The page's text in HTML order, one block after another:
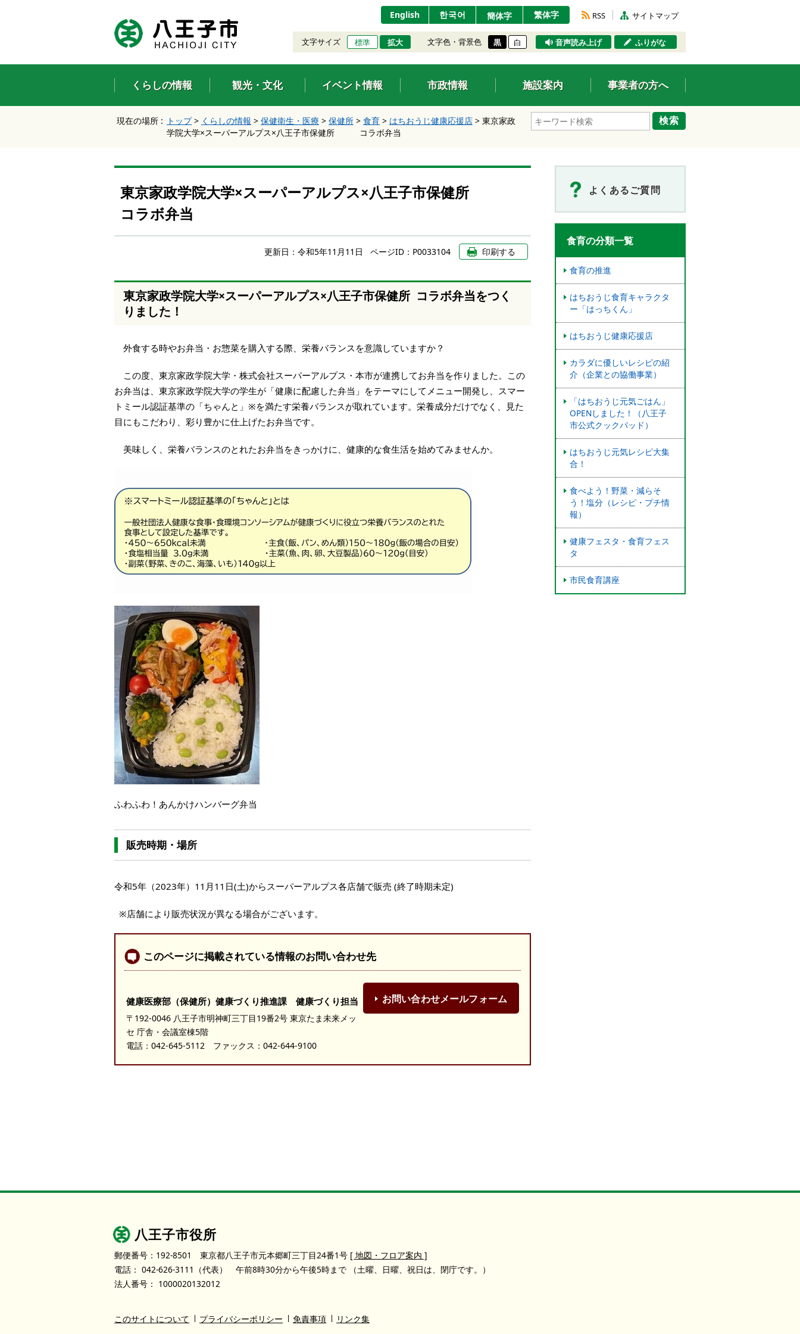
ン
タ
ー
キ
ナ
ビ
ョ
を
キ
プ
English 한국어 簡体字 繁体字 RSS サイトマップ
文字サイズ 標準 拡大 文字色・背景色 黒 白 音声読み上げ ふりがな
くらしの情報 観光・文化 イベント情報 市政情報 施設案内 事業者の方へ
検索
現在の場所 : トップ> くらしの情報 > 保健衛生・医療 > 保健所 > 食育 > はちおうじ健康応援店 > 東京家政
学院大学×スーパーアルプス×八王子市保健所 コラボ弁当
東京家政学院大学×スーパーアルプス×八王子市保健所
コラボ弁当
更新日： 令和5年11月11日 ページID：P0033104 印刷する
東京家政学院大学×スーパーアルプス×八王子市保健所 コラボ弁当をつく
りました！
外食する時やお弁当・お惣菜を購入する際、栄養バランスを意識していますか？
この度、東京家政学院大学・株式会社スーパーアルプス・本市が連携してお弁当を作りました。この
お弁当は、東京家政学院大学の学生が「健康に配慮した弁当」をテーマにしてメニュー開発し、スマー
トミール認証基準の「ちゃんと」※を満たす栄養バランスが取れています。栄養成分だけでなく、見た
目にもこだわり、彩り豊かに仕上げたお弁当です。
美味しく、栄養バランスのとれたお弁当をきっかけに、健康的な食生活を始めてみませんか。
ふわふわ！あんかけハンバーグ弁当
販売時期・場所
令和5年（2023年）11月11日(土)からスーパーアルプス各店舗で販売 (終了時期未定)
※店舗により販売状況が異なる場合がございます。
このページに掲載されている情報のお問い合わせ先
健康医療部（保健所）健康づくり推進課 健康づくり担当
〒192-0046 八王子市明神町三丁目19番2号 東京たま未来メッ
セ 庁舎・会議室棟5階
電話： 042-645-5112 ファックス：042-644-9100
お問い合わせメールフォーム
よくあるご質問
食育の分類一覧
食育の推進
はちおうじ食育キャラクタ
ー「はっちくん」
はちおうじ健康応援店
カラダに優しいレシピの紹
介（企業との協働事業）
「はちおうじ元気ごはん」
OPENしました！（八王子
市公式クックパッド）
はちおうじ元気レシピ大集
合！
食べよう！野菜・減らそ
う！塩分（レシピ・プチ情
報）
健康フェスタ・食育フェス
タ
市民食育講座
八王子市役所
郵便番号：192-8501 東京都八王子市元本郷町三丁目24番1号 [ 地図・フロア案内 ]
電話： 042-626-3111 （代表） 午前8時30分から午後5時まで
（土曜、日曜、祝日は、閉庁です。）
法人番号： 1000020132012
このサイトについて プライバシーポリシー 免責事項 リンク集